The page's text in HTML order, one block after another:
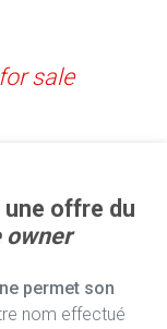
sale
offre du
owner
permet son
nom effectué